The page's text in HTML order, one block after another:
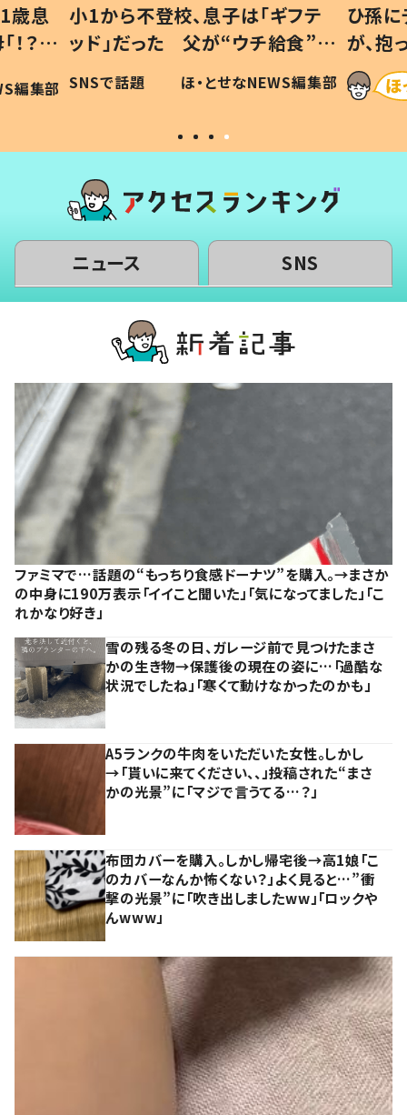
歳息
？」
編集部
小1から不登校、息子は「ギフテ
ッド」だった 父が“ウチ給食”を
作り続ける理由とは #令和の親
#令和の子
SNSで話題 ほ・とせなNEWS編集部
ひ孫
が、
「涙が
い」
ニュース SNS
ファミマで…話題の“もっちり食感ドーナツ”を購入。→まさか
の中身に190万表示「イイこと聞いた」「気になってました」「こ
れかなり好き」
雪の残る冬の日、ガレージ前で見つけたまさ
かの生き物→保護後の現在の姿に…「過酷な
状況でしたね」「寒くて動けなかったのかも」
A5ランクの牛肉をいただいた女性。しかし
→「貰いに来てください、、」投稿された“まさ
かの光景”に「マジで言うてる…？」
布団カバーを購入。しかし帰宅後→高1娘「こ
のカバーなんか怖くない？」よく見ると…”衝
撃の光景”に「吹き出しましたww」「ロックや
んwww」